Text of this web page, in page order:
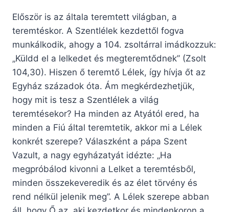
Először is az általa teremtett világban, a
teremtéskor. A Szentlélek kezdettől fogva
munkálkodik, ahogy a 104. zsoltárral imádkozzuk:
„Küldd el a lelkedet és megteremtődnek” (Zsolt
104,30). Hiszen ő teremtő Lélek, így hívja őt az
Egyház századok óta. Ám megkérdezhetjük,
hogy mit is tesz a Szentlélek a világ
teremtésekor? Ha minden az Atyától ered, ha
minden a Fiú által teremtetik, akkor mi a Lélek
konkrét szerepe? Válaszként a pápa Szent
Vazult, a nagy egyházatyát idézte: „Ha
megpróbálod kivonni a Lelket a teremtésből,
minden összekeveredik és az élet törvény és
rend nélkül jelenik meg”. A Lélek szerepe abban